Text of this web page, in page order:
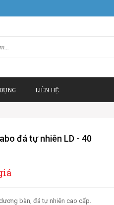
LIÊN HỆ
đá tự nhiên LD - 40
bàn, đá tự nhiên cao cấp.